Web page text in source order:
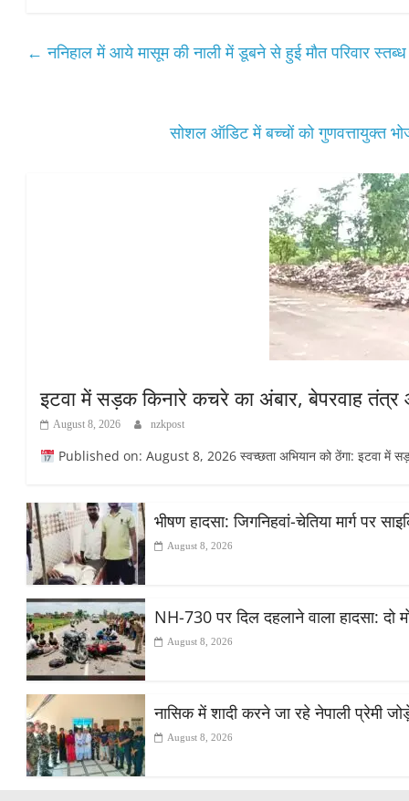
A ok r
← ननिहाल में आये मासूम की नाली में डूबने से हुई मौत परिवार स्तब्ध
सोशल ऑडिट में बच्चों को गुणवत्तायुक्त
इटवा में सड़क किनारे कचरे का अंबार, बेपरवाह
August 8, 2026 nzkpost
Published on: August 8, 2026 स्वच्छता अभियान को ठेंगा: इटवा में
भीषण हादसा: जिगनिहवां-चेतिया मार्ग
August 8, 2026
NH-730 पर दिल दहलाने वाला हादसा: दो
August 8, 2026
नासिक में शादी करने जा रहे नेपाली प्रेमी
August 8, 2026